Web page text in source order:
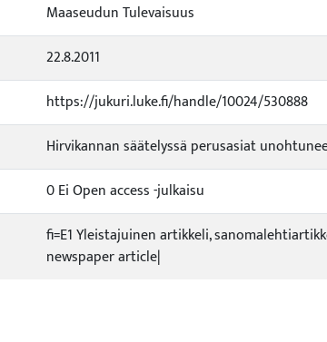
Maaseudun Tulevaisuus
22.8.2011
https://jukuri.luke.fi/handle/10024/530888
Hirvikannan säätelyssä perusasiat
0 Ei Open access -julkaisu
fi=E1 Yleistajuinen artikkeli,
newspaper article|